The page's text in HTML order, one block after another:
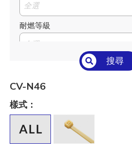
全選
耐燃等級
全選
全選
長 L mm / inch
寬 W mm / inch
搜尋
CV-N46
樣式：